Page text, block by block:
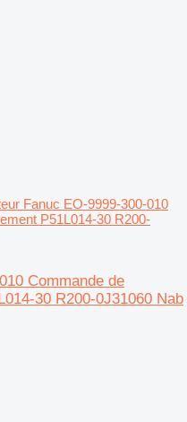
Fanuc EO-9999-300-010
P51L014-30 R200-
Commande de
30 R200-0J31060 Nab